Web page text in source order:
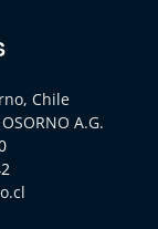
Chile
A.G.